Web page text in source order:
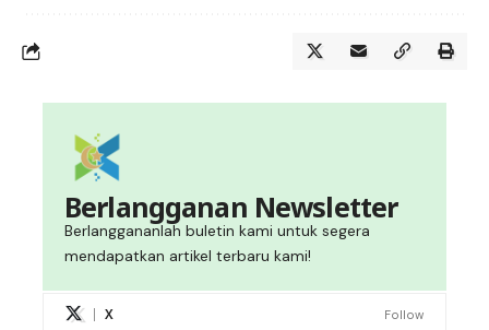
Berlangganan Newsletter
Berlanggananlah buletin kami untuk segera
mendapatkan artikel terbaru kami!
X Follow